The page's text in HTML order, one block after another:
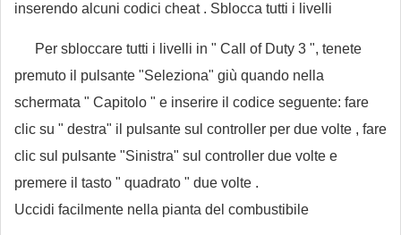
inserendo alcuni codici cheat . Sblocca tutti i livelli
Per sbloccare tutti i livelli in " Call of Duty 3 ", tenete
premuto il pulsante "Seleziona" giù quando nella
schermata " Capitolo " e inserire il codice seguente: fare
clic su " destra" il pulsante sul controller per due volte , fare
clic sul pulsante "Sinistra" sul controller due volte e
premere il tasto " quadrato " due volte .
Uccidi facilmente nella pianta del combustibile